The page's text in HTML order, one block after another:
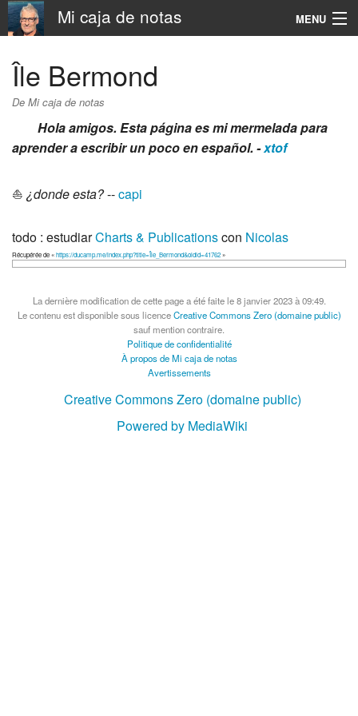
Mi caja de notas MENU
Île Bermond
De Mi caja de notas
Hola amigos. Esta página es mi mermelada para
aprender a escribir un poco en español. -xtof
⛵️ ¿donde esta?--capi
todo : estudiarCharts & Publicationscon Nicolas
Récupérée de «https://ducamp.me/index.php?title=Île_Bermond&oldid=41762»
La dernière modification de cette page a été faite le 8 janvier 2023 à 09:49.
Le contenu est disponible sous licenceCreative Commons Zero (domaine public)
sauf mention contraire.
Politique de confidentialité
À propos de Mi caja de notas
Avertissements
Creative Commons Zero (domaine public)
Powered by MediaWiki